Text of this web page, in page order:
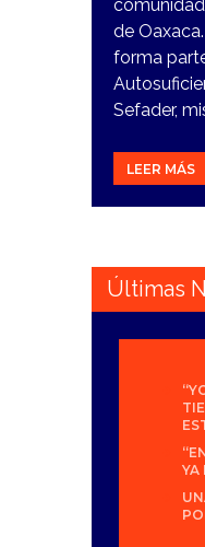
de
forma
Sefader,
LEER MÁS
Últimas
YA